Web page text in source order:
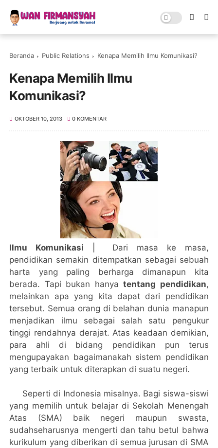
Beranda Public Relations Kenapa Memilih Ilmu Komunikasi?
Kenapa Memilih Ilmu
Komunikasi?
OKTOBER 10, 2013 0 KOMENTAR
Ilmu Komunikasi | Dari masa ke masa,
pendidikan semakin ditempatkan sebagai sebuah
harta yang paling berharga dimanapun kita
berada. Tapi bukan hanyatentang pendidikan,
melainkan apa yang kita dapat dari pendidikan
tersebut. Semua orang di belahan dunia manapun
menjadikan ilmu sebagai salah satu pengukur
tinggi rendahnya derajat. Atas keadaan demikian,
para ahli di bidang pendidikan pun terus
mengupayakan bagaimanakah sistem pendidikan
yang terbaik untuk diterapkan di suatu negeri.
Seperti di Indonesia misalnya. Bagi siswa-siswi
yang memilih untuk belajar di Sekolah Menengah
Atas (SMA) baik negeri maupun swasta,
sudahseharusnya mengerti dan tahu betul bahwa
kurikulum yang diberikan di semua jurusan di SMA